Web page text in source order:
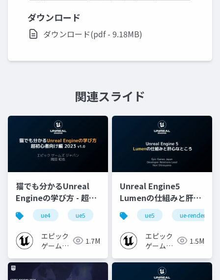
ダウンロード
ダウンロード(pdf - 9.18MB)
関連スライド
猫でも分かるUnreal
Engineの学び方 - 超初
心者向け編 - 2023 v1.0
ue4 ue5 ue-beginner
エピック
ゲームズ
1.7M
Unreal Engine5
Lumenの仕組みと肝心
なところ
ue5 ue-rendering
エピック
ゲームズ
1.5M